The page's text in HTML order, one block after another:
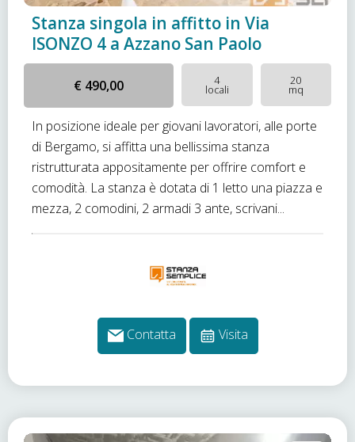
Stanza singola in affitto in Via
ISONZO 4 a Azzano San Paolo
€ 490,00 4
locali
20
mq
In posizione ideale per giovani lavoratori, alle porte
di Bergamo, si affitta una bellissima stanza
ristrutturata appositamente per offrire comfort e
comodità. La stanza è dotata di 1 letto una piazza e
mezza, 2 comodini, 2 armadi 3 ante, scrivani...
Contatta Visita